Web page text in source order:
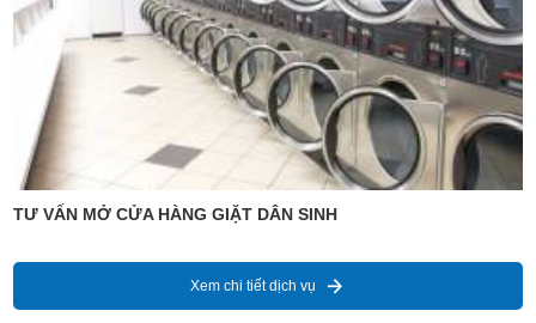
TƯ VẤN MỞ CỬA HÀNG GIẶT DÂN SINH
Xem chi tiết dịch vụ